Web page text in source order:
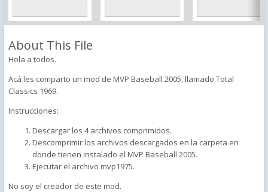
About This File
Hola a todos.
Acá les comparto un mod de MVP Baseball 2005, llamado Total
Classics 1969.
Instrucciones:
Descargar los 4 archivos comprimidos.
Descomprimir los archivos descargados en la carpeta en
donde tienen instalado el MVP Baseball 2005.
Ejecutar el archivo mvp1975.
No soy el creador de este mod.